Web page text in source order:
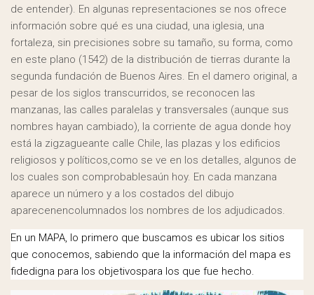
de entender). En algunas representaciones se nos ofrece
información sobre qué es una ciudad, una iglesia, una
fortaleza, sin precisiones sobre su tamaño, su forma, como
en este plano (1542) de la distribución de tierras durante la
segunda fundación de Buenos Aires. En el damero original, a
pesar de los siglos transcurridos, se reconocen las
manzanas, las calles paralelas y transversales (aunque sus
nombres hayan cambiado), la corriente de agua donde hoy
está la zigzagueante calle Chile, las plazas y los edificios
religiosos y políticos,como se ve en los detalles, algunos de
los cuales son comprobablesaún hoy. En cada manzana
aparece un número y a los costados del dibujo
aparecenencolumnados los nombres de los adjudicados.
En un MAPA, lo primero que buscamos es ubicar los sitios
que conocemos, sabiendo que la información del mapa es
fidedigna para los objetivospara los que fue hecho.